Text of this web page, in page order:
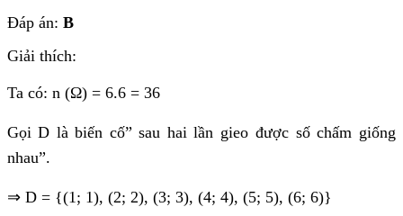
Đáp án: B
Giải thích:
Ta có: n (Ω) = 6.6 = 36
Gọi D là biến cố” sau hai lần gieo được số chấm giống
nhau”.
⇒ D = {(1; 1), (2; 2), (3; 3), (4; 4), (5; 5), (6; 6)}